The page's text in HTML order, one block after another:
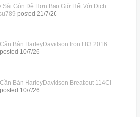
Sài Gòn Dễ Hơn Bao Giờ Hết Với Dịch...
posted 21/7/26
Bán HarleyDavidson Iron 883 2016...
10/7/26
Bán HarleyDavidson Breakout 114CI
10/7/26